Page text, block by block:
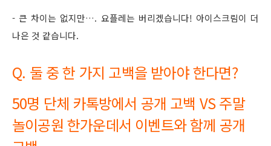
- 큰 차이는 없지만…. 요플레는 버리겠습니다! 아이스크림이 더
나은 것 같습니다.
Q. 둘 중 한 가지 고백을 받아야 한다면?
50명 단체 카톡방에서 공개 고백 VS 주말
놀이공원 한가운데서 이벤트와 함께 공개